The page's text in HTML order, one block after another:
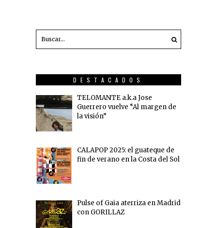
DESTACADOS
TELOMANTE a.k.a Jose
Guerrero vuelve “Al margen de
la visión”
CALAPOP 2025: el guateque de
fin de verano en la Costa del Sol
Pulse of Gaia aterriza en Madrid
con GORILLAZ